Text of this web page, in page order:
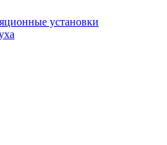
установки